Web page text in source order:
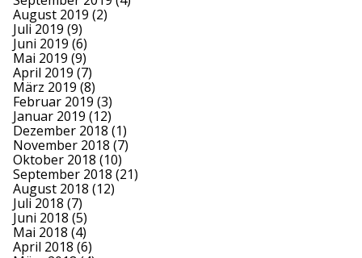
August 2019 (2)
Juli 2019 (9)
Juni 2019 (6)
Mai 2019 (9)
April 2019 (7)
März 2019 (8)
Februar 2019 (3)
Januar 2019 (12)
Dezember 2018 (1)
November 2018 (7)
Oktober 2018 (10)
September 2018 (21)
August 2018 (12)
Juli 2018 (7)
Juni 2018 (5)
Mai 2018 (4)
April 2018 (6)